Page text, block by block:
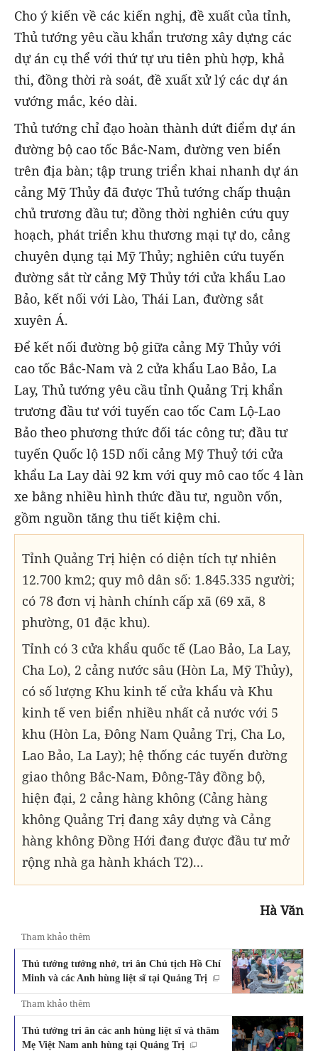
Cho ý kiến về các kiến nghị, đề xuất của tỉnh,
Thủ tướng yêu cầu khẩn trương xây dựng các
dự án cụ thể với thứ tự ưu tiên phù hợp, khả
thi, đồng thời rà soát, đề xuất xử lý các dự án
vướng mắc, kéo dài.
Thủ tướng chỉ đạo hoàn thành dứt điểm dự án
đường bộ cao tốc Bắc-Nam, đường ven biển
trên địa bàn; tập trung triển khai nhanh dự án
cảng Mỹ Thủy đã được Thủ tướng chấp thuận
chủ trương đầu tư; đồng thời nghiên cứu quy
hoạch, phát triển khu thương mại tự do, cảng
chuyên dụng tại Mỹ Thủy; nghiên cứu tuyến
đường sắt từ cảng Mỹ Thủy tới cửa khẩu Lao
Bảo, kết nối với Lào, Thái Lan, đường sắt
xuyên Á.
Để kết nối đường bộ giữa cảng Mỹ Thủy với
cao tốc Bắc-Nam và 2 cửa khẩu Lao Bảo, La
Lay, Thủ tướng yêu cầu tỉnh Quảng Trị khẩn
trương đầu tư với tuyến cao tốc Cam Lộ-Lao
Bảo theo phương thức đối tác công tư; đầu tư
tuyến Quốc lộ 15D nối cảng Mỹ Thuỷ tới cửa
khẩu La Lay dài 92 km với quy mô cao tốc 4 làn
xe bằng nhiều hình thức đầu tư, nguồn vốn,
gồm nguồn tăng thu tiết kiệm chi.
Tỉnh Quảng Trị hiện có diện tích tự nhiên
12.700 km2; quy mô dân số: 1.845.335 người;
có 78 đơn vị hành chính cấp xã (69 xã, 8
phường, 01 đặc khu).
Tỉnh có 3 cửa khẩu quốc tế (Lao Bảo, La Lay,
Cha Lo), 2 cảng nước sâu (Hòn La, Mỹ Thủy),
có số lượng Khu kinh tế cửa khẩu và Khu
kinh tế ven biển nhiều nhất cả nước với 5
khu (Hòn La, Đông Nam Quảng Trị, Cha Lo,
Lao Bảo, La Lay); hệ thống các tuyến đường
giao thông Bắc-Nam, Đông-Tây đồng bộ,
hiện đại, 2 cảng hàng không (Cảng hàng
không Quảng Trị đang xây dựng và Cảng
hàng không Đồng Hới đang được đầu tư mở
rộng nhà ga hành khách T2)...
Hà Văn
Tham khảo thêm
Thủ tướng tưởng nhớ, tri ân Chủ tịch Hồ Chí
Minh và các Anh hùng liệt sĩ tại Quảng Trị
Tham khảo thêm
Thủ tướng tri ân các anh hùng liệt sĩ và thăm
Mẹ Việt Nam anh hùng tại Quảng Trị